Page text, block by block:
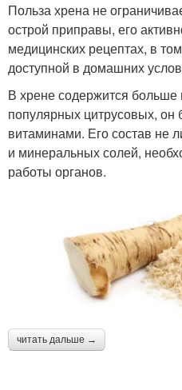
Польза хрена не
острой приправы, его
медицинских рецептах, в
доступной в домашних
В хрене содержится
популярных цитрусовых, он
витаминами. Его состав не
и минеральных солей,
работы органов.
читать дальше →